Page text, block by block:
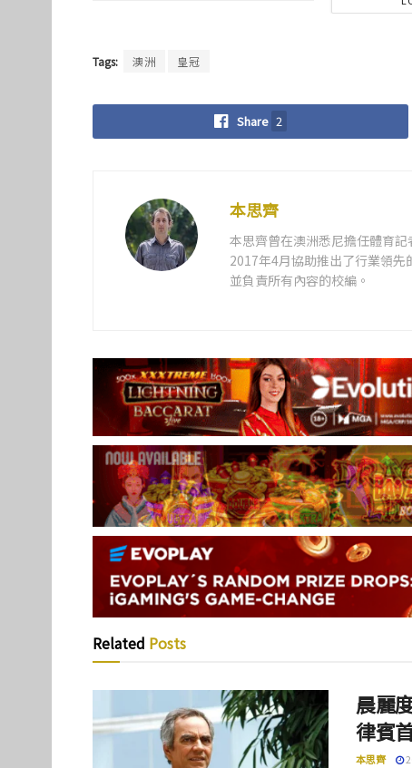
Tags: 澳洲 皇冠
Share 2
本思齊
本思齊曾在澳洲悉尼擔任體育
2017年4月協助推出了行業領先
並負責所有內容的校編。
Related Posts
晨麗
律賓
本思齊